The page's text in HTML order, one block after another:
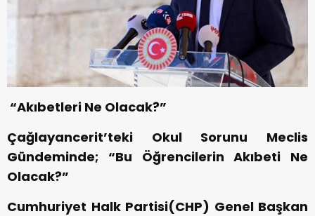
“Akıbetleri Ne Olacak?”
Çağlayancerit’teki Okul Sorunu Meclis
Gündeminde; “Bu Öğrencilerin Akıbeti Ne
Olacak?”
Cumhuriyet Halk Partisi(CHP) Genel Başkan